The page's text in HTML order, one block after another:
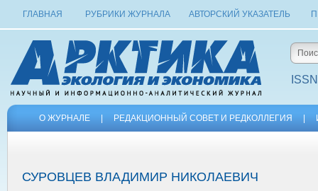
ГЛАВНАЯ РУБРИКИ ЖУРНАЛА АВТОРСКИЙ УКАЗАТЕЛЬ
О ЖУРНАЛЕ РЕДАКЦИОННЫЙ СОВЕТ И РЕДКОЛЛЕГИЯ
СУРОВЦЕВ ВЛАДИМИР НИКОЛАЕВИЧ